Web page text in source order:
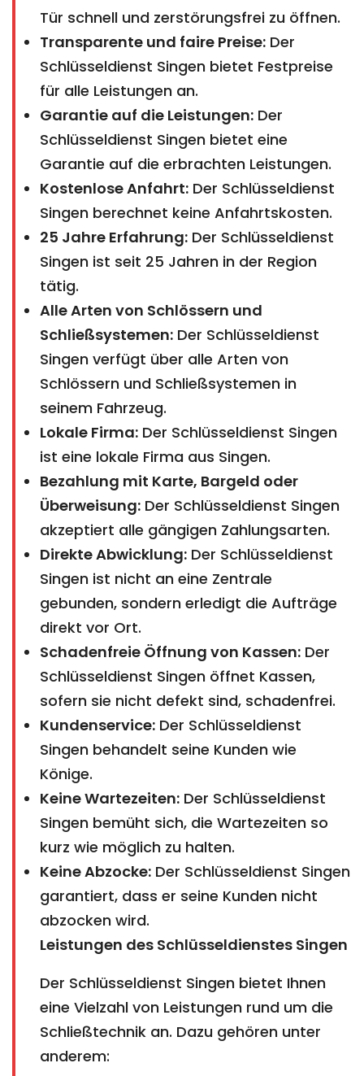
Tür schnell und zerstörungsfrei zu öffnen.
Transparente und faire Preise: Der
Schlüsseldienst Singen bietet Festpreise
für alle Leistungen an.
Garantie auf die Leistungen: Der
Schlüsseldienst Singen bietet eine
Garantie auf die erbrachten Leistungen.
Kostenlose Anfahrt: Der Schlüsseldienst
Singen berechnet keine Anfahrtskosten.
25 Jahre Erfahrung: Der Schlüsseldienst
Singen ist seit 25 Jahren in der Region
tätig.
Alle Arten von Schlössern und
Schließsystemen: Der Schlüsseldienst
Singen verfügt über alle Arten von
Schlössern und Schließsystemen in
seinem Fahrzeug.
Lokale Firma: Der Schlüsseldienst Singen
ist eine lokale Firma aus Singen.
Bezahlung mit Karte, Bargeld oder
Überweisung: Der Schlüsseldienst Singen
akzeptiert alle gängigen Zahlungsarten.
Direkte Abwicklung: Der Schlüsseldienst
Singen ist nicht an eine Zentrale
gebunden, sondern erledigt die Aufträge
direkt vor Ort.
Schadenfreie Öffnung von Kassen: Der
Schlüsseldienst Singen öffnet Kassen,
sofern sie nicht defekt sind, schadenfrei.
Kundenservice: Der Schlüsseldienst
Singen behandelt seine Kunden wie
Könige.
Keine Wartezeiten: Der Schlüsseldienst
Singen bemüht sich, die Wartezeiten so
kurz wie möglich zu halten.
Keine Abzocke: Der Schlüsseldienst Singen
garantiert, dass er seine Kunden nicht
abzocken wird.
Leistungen des Schlüsseldienstes Singen
Der Schlüsseldienst Singen bietet Ihnen
eine Vielzahl von Leistungen rund um die
Schließtechnik an. Dazu gehören unter
anderem: